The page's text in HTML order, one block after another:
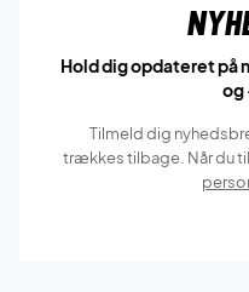
Hold dig opdateret på
og
Tilmeld dig
trækkes tilbage. Når du